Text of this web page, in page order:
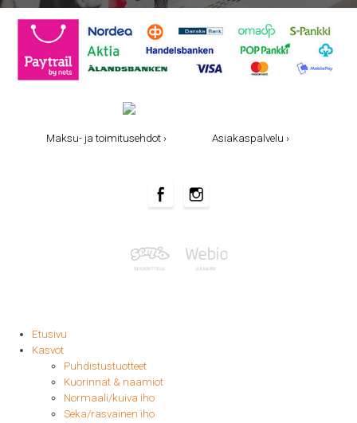
Maksu- ja toimitusehdot › Asiakaspalvelu ›
Etusivu
Kasvot
Puhdistustuotteet
Kuorinnat & naamiot
Normaali/kuiva iho
Seka/rasvainen iho